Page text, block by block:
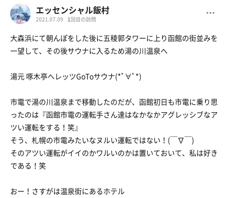
エッセンシャル飯村
2021.07.09 1 回目の訪問
大森浜にて朝んぽをした後に五稜郭タワーに上り函館の街並みを
一望して、その後サウナに入るため湯の川温泉へ
湯元 啄木亭へレッツGoToサウナ(*ﾟ∀ﾟ*)
市電で湯の川温泉まで移動したのだが、函館初日も市電に乗り思
ったのは『函館市電の運転手さん達はなかなかアグレッシブなア
ツい運転をする！笑』
そう、札幌の市電みたいなヌルい運転ではない！(￣∇￣)
そのアツい運転がイイのかワルいのかは置いておいて、私は好き
である！笑
おー！さすがは温泉街にあるホテル